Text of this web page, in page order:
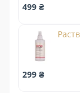
499 ₴
299 ₴